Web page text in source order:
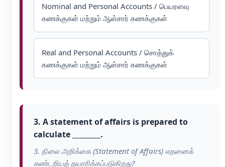
Nominal and Personal Accounts / பெயரளவு
கணக்குகள் மற்றும் ஆள்சார் கணக்குகள்
Real and Personal Accounts / சொத்துக்
கணக்குகள் மற்றும் ஆள்சார் கணக்குகள்
3. A statement of affairs is prepared to
calculate ________.
3. நிலை அறிக்கை (Statement of Affairs) எதனைக்
கண்டறியத் தயாரிக்கப்படுகிறது?